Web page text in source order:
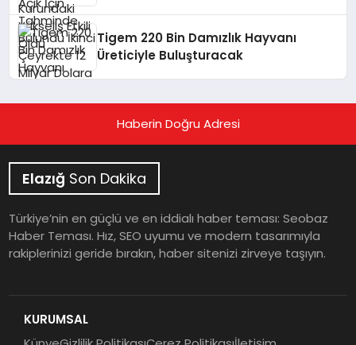
Tigem 220 Bin Damızlık Hayvanı
Üreticiyle Buluşturacak
Haberin Doğru Adresi
Elazığ Son Dakika
Türkiye’nin en güçlü ve en iddialı haber teması: Seobaz
Haber Teması. Hız, SEO uyumu ve modern tasarımıyla
rakiplerinizi geride bırakın, haber sitenizi zirveye taşıyın.
KURUMSAL